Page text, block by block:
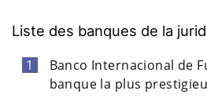
Liste des banques de la
Banco Internacional de
banque la plus